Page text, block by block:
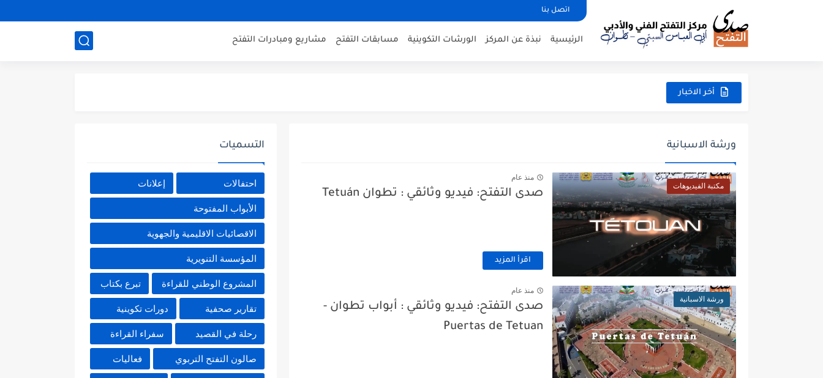
اتصل بنا
الرئيسية نبذة عن المركز الورشات التكوينية مسابقات التفتح مشاريع ومبادرات التفتح
أخر الاخبار
ورشة الاسبانية
مكتبة الفيديوهات
منذ عام
صدى التفتح: فيديو وثائقي : تطوان Tetuán
اقرأ المزيد
ورشة الاسبانية
منذ عام
صدى التفتح: فيديو وثائقي : أبواب تطوان -
Puertas de Tetuan
التسميات
احتفالات إعلانات
الأبواب المفتوحة
الاقصائيات الاقليمية والجهوية
المؤسسة التنويرية
المشروع الوطني للقراءة تبرع بكتاب
تقارير صحفية دورات تكوينية
رحلة في القصيد سفراء القراءة
صالون التفتح التربوي فعاليات